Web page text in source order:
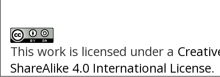
This work is licensed under a
ShareAlike 4.0 International License.